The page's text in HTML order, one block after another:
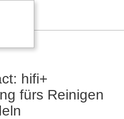
hifi+
fürs Reinigen